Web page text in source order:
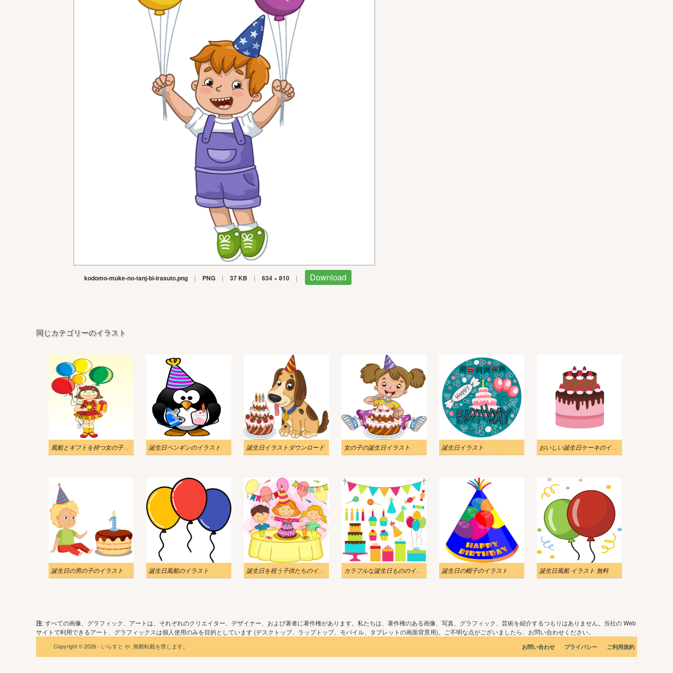
kodomo-muke-no-tanj-bi-irasuto.png | PNG | 37 KB | 634 × 810 | Download
同じカテゴリーのイラスト
風船とギフトを持つ女の子のイラスト 誕生日ペンギンのイラスト 誕生日イラストダウンロード 女の子の誕生日イラスト 誕生日イラスト おいしい誕生日ケーキのイラスト
誕生日の男の子のイラスト 誕生日風船のイラスト 誕生日を祝う子供たちのイラスト カラフルな誕生日もののイラスト 誕生日の帽子のイラスト 誕生日風船 イラスト 無料
注: すべての画像、グラフィック、アートは、それぞれのクリエイター、デザイナー、および著者に著作権があります。私たちは、著作権のある画像、写真、グラフィック、芸術を紹介するつもりはありません。当社の Web
サイトで利用できるアート、グラフィックスは個人使用のみを目的としています (デスクトップ、ラップトップ、モバイル、タブレットの画面背景用)。ご不明な点がございましたら、お問い合わせください。
Copyright © 2026 - いらすと や. 無断転載を禁じます。 お問い合わせ | プライバシー | ご利用規約